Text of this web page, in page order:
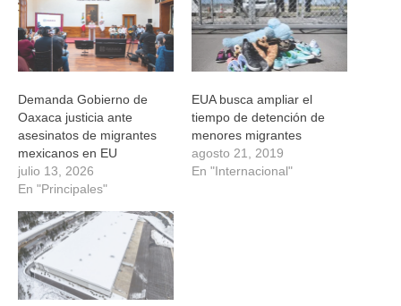
nueva) nueva) nueva) nueva)
Demanda Gobierno de
Oaxaca justicia ante
asesinatos de migrantes
mexicanos en EU
julio 13, 2026
En "Principales"
EUA busca ampliar el
tiempo de detención de
menores migrantes
agosto 21, 2019
En "Internacional"